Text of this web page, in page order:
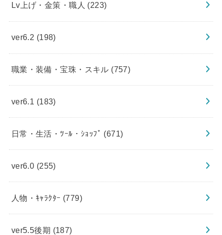
Lv上げ・金策・職人 (223)
ver6.2 (198)
職業・装備・宝珠・スキル (757)
ver6.1 (183)
日常・生活・ﾂｰﾙ・ｼｮｯﾌﾟ (671)
ver6.0 (255)
人物・ｷｬﾗｸﾀｰ (779)
ver5.5後期 (187)